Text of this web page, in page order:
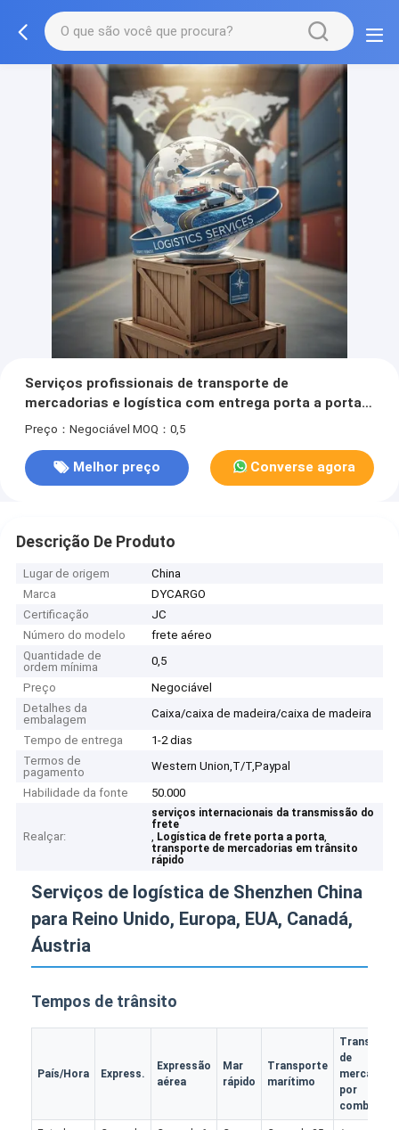
Serviços profissionais de transporte de
mercadorias e logística com entrega porta a porta,
cobertura global e tempos de trânsito rápidos
Preço：Negociável MOQ：0,5
Melhor preço Converse agora
Descrição De Produto
Lugar de origem
China
Marca
DYCARGO
Certificação
JC
Número do modelo
frete aéreo
Quantidade de
ordem mínima
0,5
Preço
Negociável
Detalhes da
embalagem
Caixa/caixa de madeira/caixa de madeira
Tempo de entrega
1-2 dias
Termos de
pagamento
Western Union,T/T,Paypal
Habilidade da fonte
50.000
Realçar:
serviços internacionais da transmissão do
frete
, Logística de frete porta a porta,
transporte de mercadorias em trânsito
rápido
Serviços de logística de Shenzhen China
para Reino Unido, Europa, EUA, Canadá,
Áustria
Tempos de trânsito
País/Hora Express.
Expressão
aérea
Mar
rápido
Transporte
marítimo
de
por
comboio